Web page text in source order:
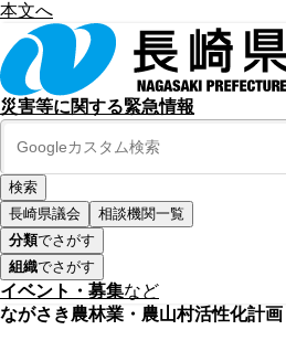
本文へ
災害等に関する緊急情報
長崎県議会
相談機関一覧
分類でさがす
組織でさがす
イベント・募集など
ながさき農林業・農山村活性化計画